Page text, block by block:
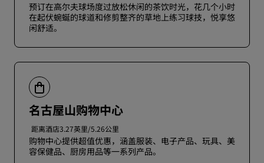
预订在高尔夫球场度过放松休闲的茶饮时光，花几个小时
在起伏蜿蜒的球道和修剪整齐的草地上练习球技，悦享悠
闲舒适。
名古屋山购物中心
距离酒店3.27英里/5.26公里
购物中心提供超值优惠，涵盖服装、电子产品、玩具、美
容保健品、厨房用品等一系列产品。